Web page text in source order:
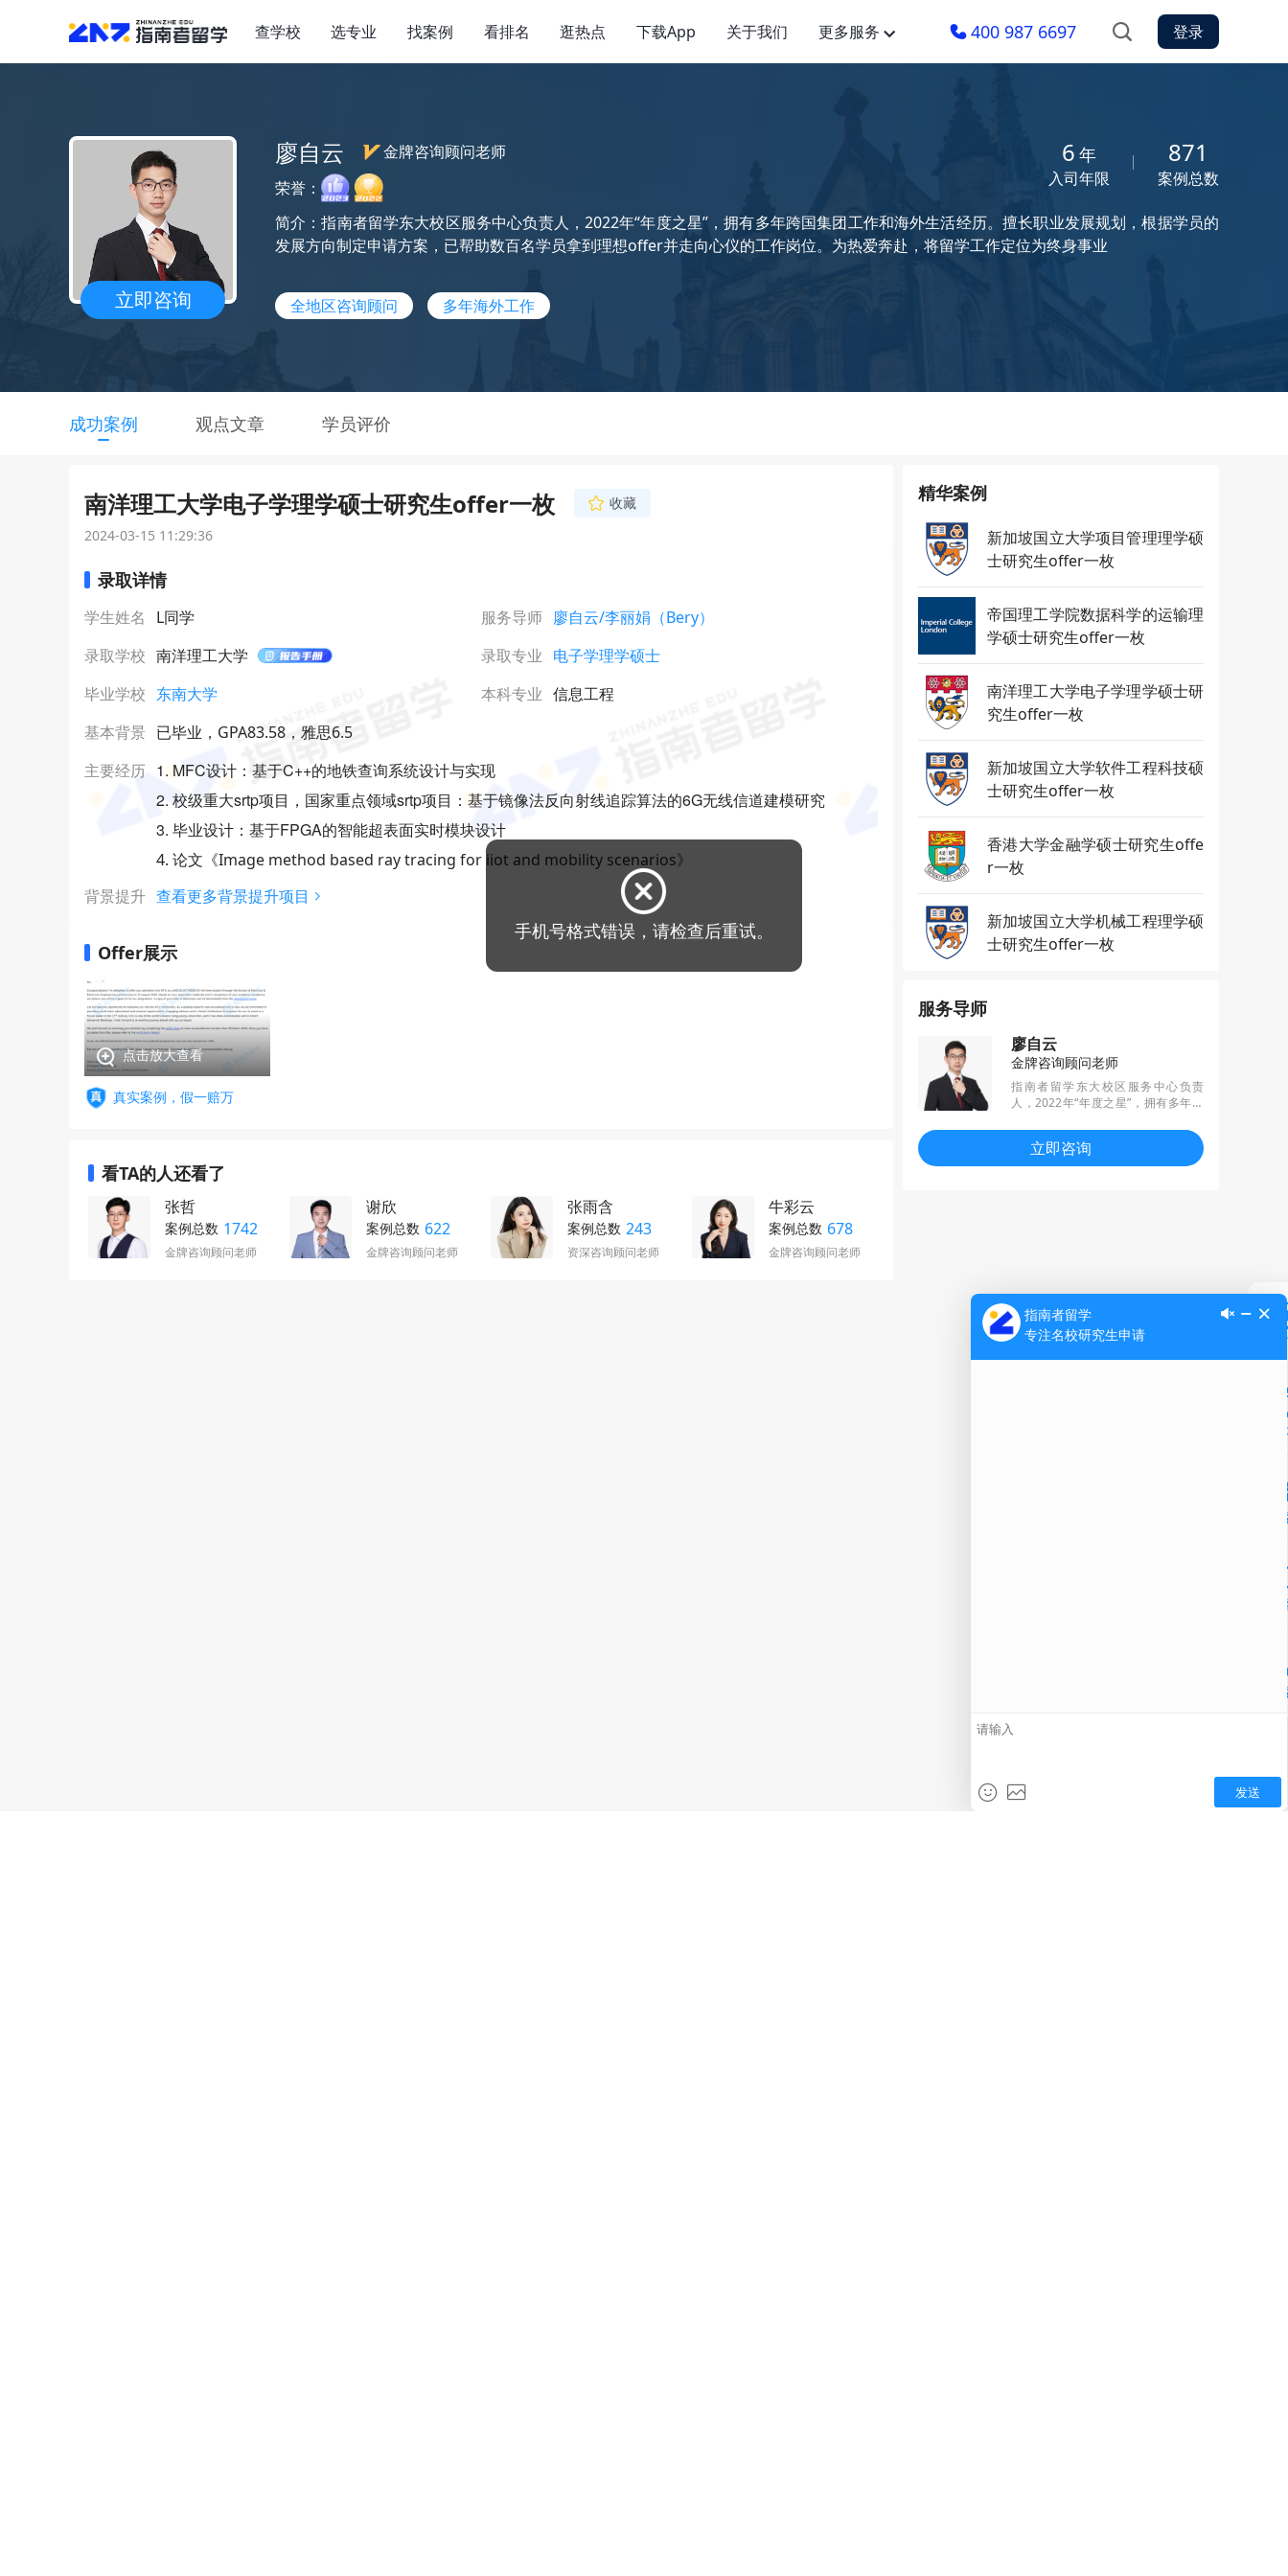
查学校 选专业 找案例 看排名 逛热点 下载App 关于我们 更多服务 400 987 6697 登录
立即咨询
廖自云
金牌咨询顾问老师
荣誉：
6 年
入司年限
871
案例总数
简介：指南者留学东大校区服务中心负责人，2022年“年度之星”，拥有多年跨国集团工作和海外生活经历。擅长职业发展规划，根据学员的
发展方向制定申请方案，已帮助数百名学员拿到理想offer并走向心仪的工作岗位。为热爱奔赴，将留学工作定位为终身事业
全地区咨询顾问 多年海外工作
成功案例 观点文章 学员评价
南洋理工大学电子学理学硕士研究生offer一枚
收藏
2024-03-15 11:29:36
录取详情
学生姓名 L同学 服务导师 廖自云/李丽娟（Bery）
录取学校 南洋理工大学 录取专业 电子学理学硕士
毕业学校 东南大学 本科专业 信息工程
基本背景 已毕业，GPA83.58，雅思6.5
主要经历 1. MFC设计：基于C++的地铁查询系统设计与实现
2. 校级重大srtp项目，国家重点领域srtp项目：基于镜像法反向射线追踪算法的6G无线信道建模研究
3. 毕业设计：基于FPGA的智能超表面实时模块设计
4. 论文《Image method based ray tracing for iiot and mobility scenarios》
背景提升 查看更多背景提升项目
Offer展示
点击放大查看
真实案例，假一赔万
看TA的人还看了
张哲
案例总数 1742
金牌咨询顾问老师
谢欣
案例总数 622
金牌咨询顾问老师
张雨含
案例总数 243
资深咨询顾问老师
牛彩云
案例总数 678
金牌咨询顾问老师
精华案例
新加坡国立大学项目管理理学硕
士研究生offer一枚
帝国理工学院数据科学的运输理
学硕士研究生offer一枚
南洋理工大学电子学理学硕士研
究生offer一枚
新加坡国立大学软件工程科技硕
士研究生offer一枚
香港大学金融学硕士研究生offe
r一枚
新加坡国立大学机械工程理学硕
士研究生offer一枚
服务导师
廖自云
金牌咨询顾问老师
指南者留学东大校区服务中心负责
人，2022年“年度之星”，拥有多年跨
业发展规划，根据学员的发展方向制
定申请方案，已帮助数百名学员拿到
理想offer并走向心仪的工作岗位。为
立即咨询
公
微
在
电